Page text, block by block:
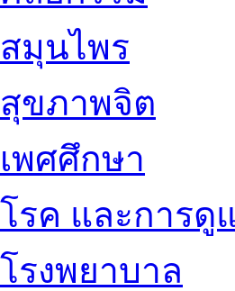
สมุนไพร
สุขภาพจิต
เพศศึกษา
โรค และการดู
โรงพยาบาล